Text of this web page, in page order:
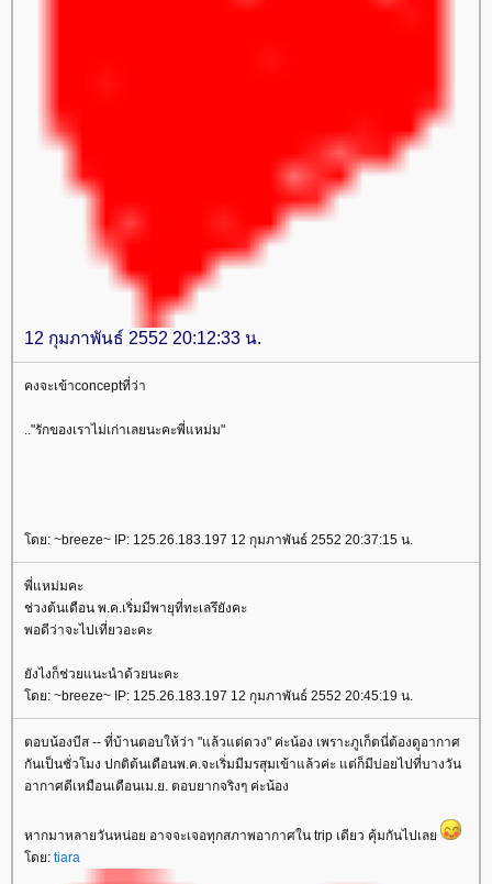
12 กุมภาพันธ์ 2552 20:12:33 น.
คงจะเข้าconceptที่ว่า
.."รักของเราไม่เก่าเลยนะคะพี่แหม่ม"
ดย: ~breeze~ IP: 125.26.183.197 12 กุมภาพันธ์ 2552 20:37:15 น.
พี่แหม่มคะ
ช่วงต้นเดือน พ.ค.เริ่มมีพายุที่ทะเลรึยังคะ
พอดีว่าจะไปเที่ยวอะคะ
ังไงก็ช่วยแนะนำด้วยนะคะ
ดย: ~breeze~ IP: 125.26.183.197 12 กุมภาพันธ์ 2552 20:45:19 น.
ตอบน้องบีส -- ที่บ้านตอบให้ว่า "แล้วแต่ดวง" ค่ะน้อง เพราะภูเก็ตนี่ต้องดูอากาศ
กันเป็นชั่วโมง ปกติต้นเดือนพ.ค.จะเริ่มมีมรสุมเข้าแล้วค่ะ แต่ก็มีบ่อยไปที่บางวัน
อากาศดีเหมือนเดือนเม.ย. ตอบยากจริงๆ ค่ะน้อง
หากมาหลายวันหน่อย อาจจะเจอทุกสภาพอากาศใน trip เดียว คุ้มกันไปเล
ดย: tiara